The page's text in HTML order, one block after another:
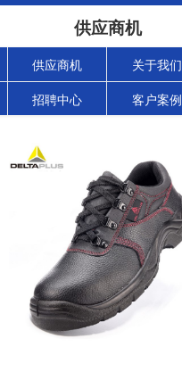
供应商机
供应商机 关于我们
招聘中心 客户案例